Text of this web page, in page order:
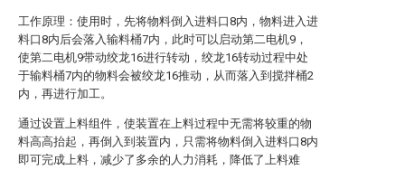
工作原理：使用时，先将物料倒入进料口8内，物料进入进
料口8内后会落入输料桶7内，此时可以启动第二电机9，
使第二电机9带动绞龙16进行转动，绞龙16转动过程中处
于输料桶7内的物料会被绞龙16推动，从而落入到搅拌桶2
内，再进行加工。
通过设置上料组件，使装置在上料过程中无需将较重的物
料高高抬起，再倒入到装置内，只需将物料倒入进料口8内
即可完成上料，减少了多余的人力消耗，降低了上料难